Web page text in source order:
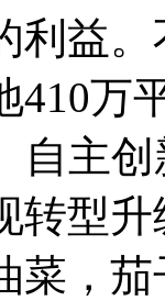
利益
410万
自主
转型
菜，